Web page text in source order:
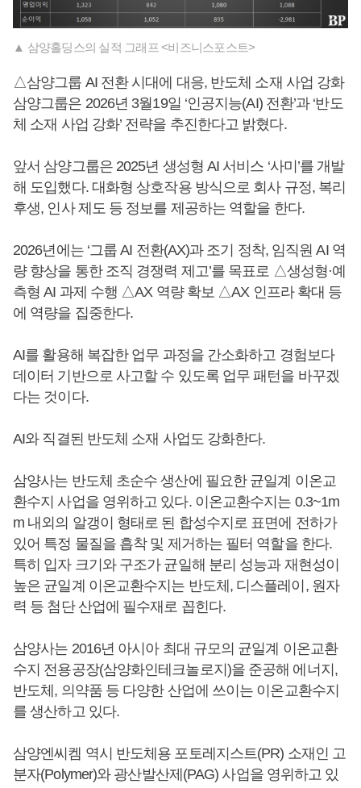
▲ 삼양홀딩스의 실적 그래프 <비즈니스포스트>
△삼양그룹 AI 전환 시대에 대응, 반도체 소재 사업 강화
삼양그룹은 2026년 3월19일 ‘인공지능(AI) 전환’과 ‘반도
체 소재 사업 강화’ 전략을 추진한다고 밝혔다.
앞서 삼양그룹은 2025년 생성형 AI 서비스 ‘사미’를 개발
해 도입했다. 대화형 상호작용 방식으로 회사 규정, 복리
후생, 인사 제도 등 정보를 제공하는 역할을 한다.
2026년에는 ‘그룹 AI 전환(AX)과 조기 정착, 임직원 AI 역
량 향상을 통한 조직 경쟁력 제고’를 목표로 △생성형·예
측형 AI 과제 수행 △AX 역량 확보 △AX 인프라 확대 등
에 역량을 집중한다.
AI를 활용해 복잡한 업무 과정을 간소화하고 경험보다
데이터 기반으로 사고할 수 있도록 업무 패턴을 바꾸겠
다는 것이다.
AI와 직결된 반도체 소재 사업도 강화한다.
삼양사는 반도체 초순수 생산에 필요한 균일계 이온교
환수지 사업을 영위하고 있다. 이온교환수지는 0.3~1m
m 내외의 알갱이 형태로 된 합성수지로 표면에 전하가
있어 특정 물질을 흡착 및 제거하는 필터 역할을 한다.
특히 입자 크기와 구조가 균일해 분리 성능과 재현성이
높은 균일계 이온교환수지는 반도체, 디스플레이, 원자
력 등 첨단 산업에 필수재로 꼽힌다.
삼양사는 2016년 아시아 최대 규모의 균일계 이온교환
수지 전용공장(삼양화인테크놀로지)을 준공해 에너지,
반도체, 의약품 등 다양한 산업에 쓰이는 이온교환수지
를 생산하고 있다.
삼양엔씨켐 역시 반도체용 포토레지스트(PR) 소재인 고
분자(Polymer)와 광산발산제(PAG) 사업을 영위하고 있